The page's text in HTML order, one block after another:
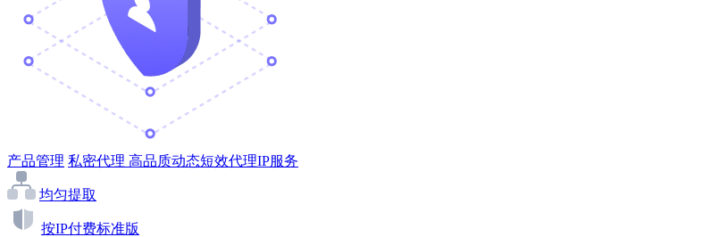
产品管理 私密代理 高品质动态短效代理IP服务
均匀提取
按IP付费标准版